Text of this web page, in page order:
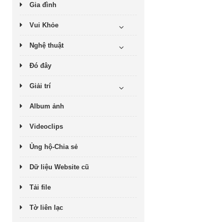
Gia đình
Vui Khỏe
Nghệ thuật
Đó đây
Giải trí
Album ảnh
Videoclips
Ủng hộ-Chia sẻ
Dữ liệu Website cũ
Tải file
Tờ liên lạc